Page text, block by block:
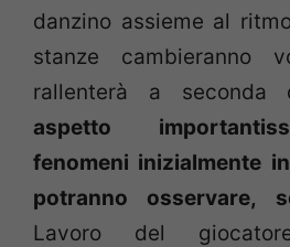
danzino assieme al
stanze cambieranno
rallenterà a seconda
aspetto
fenomeni inizialmente
potranno osservare,
Lavoro del